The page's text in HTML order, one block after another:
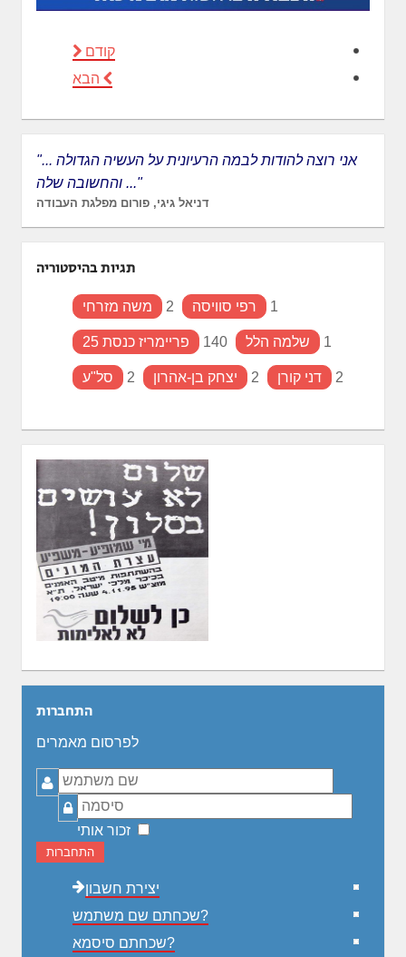
קודם
הבא
"... אני רוצה להודות לבמה הרעיונית על העשיה הגדולה
והחשובה שלה ..."
דניאל גיגי, פורום מפלגת העבודה
תגיות בהיסטוריה
משה מזרחי 2 רפי סוויסה 1
פריימריז כנסת 25 140 שלמה הלל 1
סל"ע 2 יצחק בן-אהרון 2 דני קורן 2
התחברות
לפרסום מאמרים
שם
משתמש
סיסמה
זכור אותי
התחברות
יצירת חשבון
שכחתם שם משתמש?
שכחתם סיסמא?